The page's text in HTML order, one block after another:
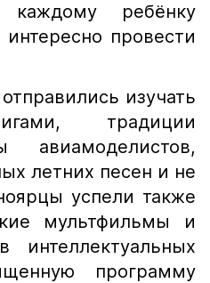
каждому ребёнку
провести
изучать
традиции
авиамоделистов,
летних песен и не
успели также
мультфильмы и
интеллектуальных
программу